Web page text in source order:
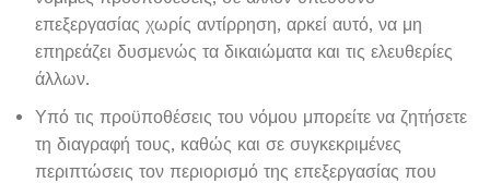
επεξεργασίας χωρίς αντίρρηση, αρκεί αυτό, να μη
επηρεάζει δυσμενώς τα δικαιώματα και τις ελευθερίες
άλλων.
Υπό τις προϋποθέσεις του νόμου μπορείτε να ζητήσετε
τη διαγραφή τους, καθώς και σε συγκεκριμένες
περιπτώσεις τον περιορισμό της επεξεργασίας που